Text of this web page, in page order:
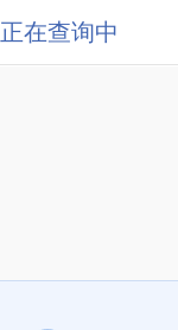
正在查询中